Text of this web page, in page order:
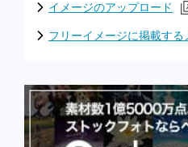
イメージのアップロード
フリーイメージに掲載する